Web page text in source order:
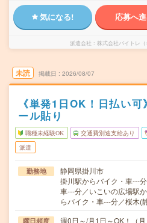
気になる! 応募へ
派遣会社 株式会社バイトレ（
未読 掲載日 2026/08/07
《単発1日OK！日払い
ール貼り
職種未経験OK 交通費別途支給あり
派遣
勤務地
静岡県掛川市
掛川駅からバイク・車---
車---分／いこいの広場駅
らバイク・車---分／桜木(
曜日頻度 週0日～/月1日～OK！（